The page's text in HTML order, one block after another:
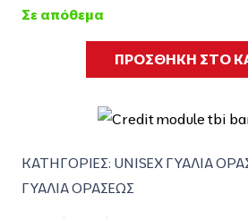
Σε απόθεμα
ΠΡΟΣΘΗΚΗ ΣΤΟ
ΚΑΤΗΓΟΡΙΕΣ: UNISEX ΓΥΑΛΙΑ
ΓΥΑΛΙΑ ΟΡΑΣΕΩΣ